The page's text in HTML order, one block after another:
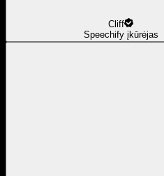
Cliff
Speechify įkūrėjas